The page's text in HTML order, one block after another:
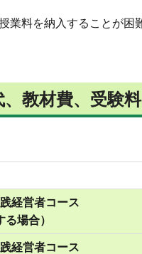
業料を納入することが困
教材費、受験
経営者コース
る場合）
経営者コース